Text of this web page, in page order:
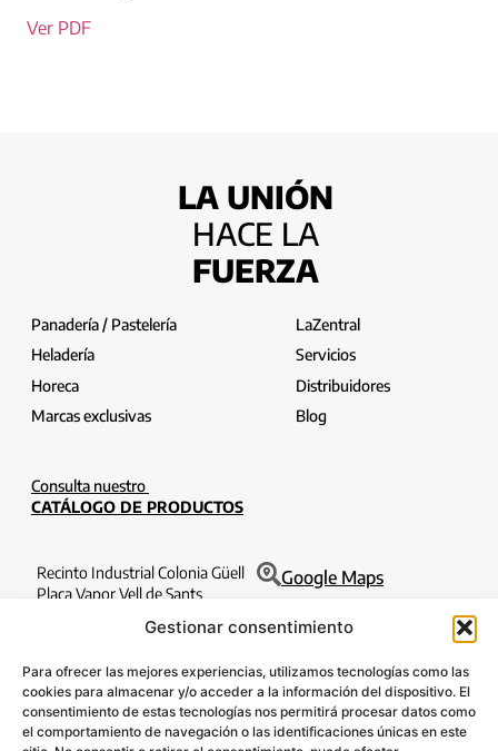
Gestionar consentimiento
Para ofrecer las mejores experiencias, utilizamos tecnologías como las
cookies para almacenar y/o acceder a la información del dispositivo. El
consentimiento de estas tecnologías nos permitirá procesar datos como
el comportamiento de navegación o las identificaciones únicas en este
Ver PDF
LA UNIÓN
HACE LA
FUERZA
Panadería / Pastelería
Heladería
Horeca
Marcas exclusivas
LaZentral
Servicios
Distribuidores
Blog
Consulta nuestro
CATÁLOGO DE PRODUCTOS
Recinto Industrial Colonia Güell
Plaça Vapor Vell de Sants
Barcelona
T. 932 630 184
info@lazentral.eu
Google Maps